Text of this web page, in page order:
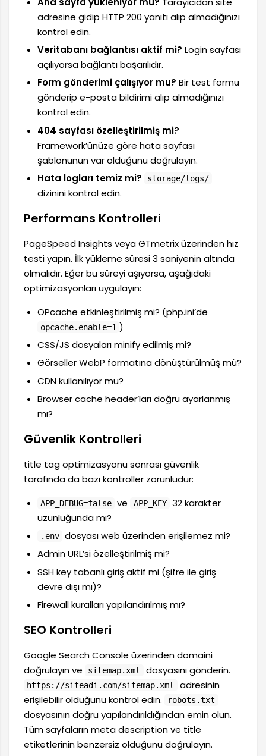
adresine gidip HTTP 200 yanıtı alıp almadığınızı
kontrol edin.
Veritabanı bağlantısı aktif mi? Login sayfası
açılıyorsa bağlantı başarılıdır.
Form gönderimi çalışıyor mu? Bir test formu
gönderip e-posta bildirimi alıp almadığınızı
kontrol edin.
404 sayfası özelleştirilmiş mi?
Framework’ünüze göre hata sayfası
şablonunun var olduğunu doğrulayın.
Hata logları temiz mi?
storage/logs/
dizinini kontrol edin.
Performans Kontrolleri
PageSpeed Insights veya GTmetrix üzerinden hız
testi yapın. İlk yükleme süresi 3 saniyenin altında
olmalıdır. Eğer bu süreyi aşıyorsa, aşağıdaki
optimizasyonları uygulayın:
OPcache etkinleştirilmiş mi? (php.ini’de
opcache.enable=1 )
CSS/JS dosyaları minify edilmiş mi?
Görseller WebP formatına dönüştürülmüş mü?
CDN kullanılıyor mu?
Browser cache header’ları doğru ayarlanmış
mı?
Güvenlik Kontrolleri
title tag optimizasyonu sonrası güvenlik
tarafında da bazı kontroller zorunludur:
APP_DEBUG=false ve APP_KEY 32 karakter
uzunluğunda mı?
.env dosyası web üzerinden erişilemez mi?
Admin URL’si özelleştirilmiş mi?
SSH key tabanlı giriş aktif mi (şifre ile giriş
devre dışı mı)?
Firewall kuralları yapılandırılmış mı?
SEO Kontrolleri
Google Search Console üzerinden domaini
doğrulayın ve
sitemap.xml dosyasını gönderin.
https://siteadi.com/sitemap.xml
adresinin
erişilebilir olduğunu kontrol edin.
robots.txt
dosyasının doğru yapılandırıldığından emin olun.
Tüm sayfaların meta description ve title
etiketlerinin benzersiz olduğunu doğrulayın.